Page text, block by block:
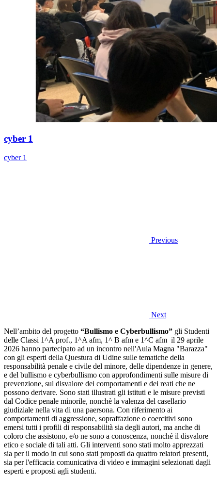
cyber 1
cyber 1
Previous
Next
Nell’ambito del progetto “Bullismo e Cyberbullismo” gli Studenti
delle Classi 1^A prof., 1^A afm, 1^ B afm e 1^C afm il 29 aprile
2026 hanno partecipato ad un incontro nell'Aula Magna "Barazza"
con gli esperti della Questura di Udine sulle tematiche della
responsabilità penale e civile del minore, delle dipendenze in genere,
e del bullismo e cyberbullismo con approfondimenti sulle misure di
prevenzione, sul disvalore dei comportamenti e dei reati che ne
possono derivare. Sono stati illustrati gli istituti e le misure previsti
dal Codice penale minorile, nonchè la valenza del casellario
giudiziale nella vita di una paersona. Con riferimento ai
comportamenti di aggressione, sopraffazione o coercitivi sono
emersi tutti i profili di responsabilità sia degli autori, ma anche di
coloro che assistono, e/o ne sono a conoscenza, nonché il disvalore
etico e sociale di tali atti. Gli interventi sono stati molto apprezzati
sia per il modo in cui sono stati proposti da quattro relatori presenti,
sia per l'efficacia comunicativa di video e immagini selezionati dagli
esperti e proposti agli studenti.